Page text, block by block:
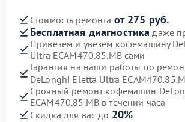
Стоимость ремонта от 275 руб.
Бесплатная диагностика даже
Привезем и увезем кофемашину
Ultra ECAM470.85.MB сами
Гарантия на наши работы по
DeLonghi Eletta Ultra
Срочный ремонт кофемашин
ECAM470.85.MB в течении часа
Скидка для вас до 20%